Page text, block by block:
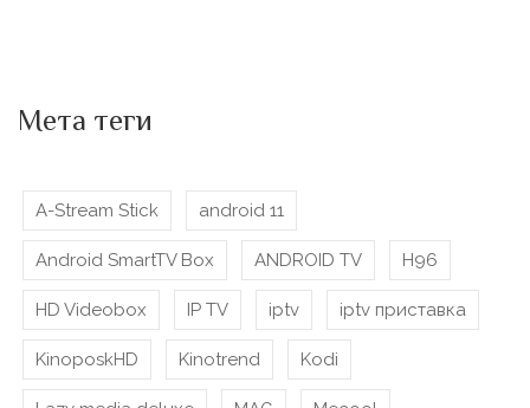
Мета теги
A-Stream Stick android 11
Android SmartTV Box ANDROID TV H96
HD Videobox IP TV iptv iptv приставка
KinoposkHD Kinotrend Kodi